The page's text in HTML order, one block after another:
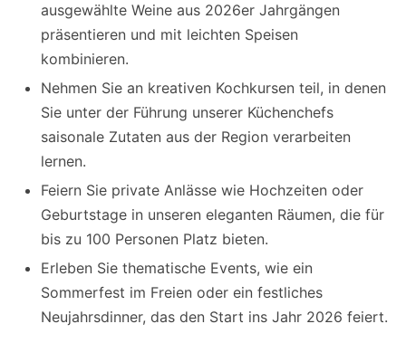
ausgewählte Weine aus 2026er Jahrgängen
präsentieren und mit leichten Speisen
kombinieren.
Nehmen Sie an kreativen Kochkursen teil, in denen
Sie unter der Führung unserer Küchenchefs
saisonale Zutaten aus der Region verarbeiten
lernen.
Feiern Sie private Anlässe wie Hochzeiten oder
Geburtstage in unseren eleganten Räumen, die für
bis zu 100 Personen Platz bieten.
Erleben Sie thematische Events, wie ein
Sommerfest im Freien oder ein festliches
Neujahrsdinner, das den Start ins Jahr 2026 feiert.